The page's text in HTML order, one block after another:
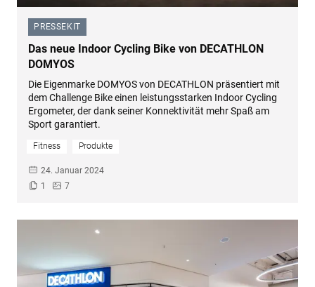
PRESSEKIT
–
Das neue Indoor Cycling Bike von DECATHLON
DOMYOS
Die Eigenmarke DOMYOS von DECATHLON präsentiert mit
dem Challenge Bike einen leistungsstarken Indoor Cycling
Ergometer, der dank seiner Konnektivität mehr Spaß am
Sport garantiert.
Fitness Produkte
24. Januar 2024
1
7